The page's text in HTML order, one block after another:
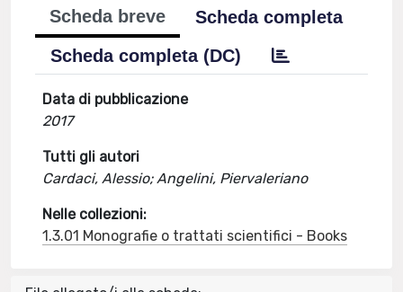
Scheda breve
Scheda completa
Scheda completa (DC)
Data di pubblicazione
2017
Tutti gli autori
Cardaci, Alessio; Angelini, Piervaleriano
Nelle collezioni:
1.3.01 Monografie o trattati scientifici - Books